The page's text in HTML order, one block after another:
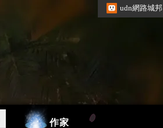
udn網路城邦
作家